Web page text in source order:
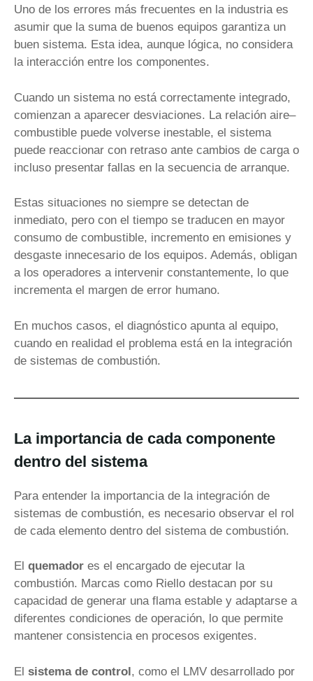
Uno de los errores más frecuentes en la industria es
asumir que la suma de buenos equipos garantiza un
buen sistema. Esta idea, aunque lógica, no considera
la interacción entre los componentes.
Cuando un sistema no está correctamente integrado,
comienzan a aparecer desviaciones. La relación aire–
combustible puede volverse inestable, el sistema
puede reaccionar con retraso ante cambios de carga o
incluso presentar fallas en la secuencia de arranque.
Estas situaciones no siempre se detectan de
inmediato, pero con el tiempo se traducen en mayor
consumo de combustible, incremento en emisiones y
desgaste innecesario de los equipos. Además, obligan
a los operadores a intervenir constantemente, lo que
incrementa el margen de error humano.
En muchos casos, el diagnóstico apunta al equipo,
cuando en realidad el problema está en la integración
de sistemas de combustión.
La importancia de cada componente
dentro del sistema
Para entender la importancia de la integración de
sistemas de combustión, es necesario observar el rol
de cada elemento dentro del sistema de combustión.
El quemador es el encargado de ejecutar la
combustión. Marcas como Riello destacan por su
capacidad de generar una flama estable y adaptarse a
diferentes condiciones de operación, lo que permite
mantener consistencia en procesos exigentes.
El sistema de control, como el LMV desarrollado por